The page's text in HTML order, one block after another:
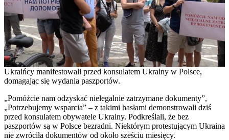
Ukraińcy manifestowali przed konsulatem Ukrainy w Polsce,
domagając się wydania paszportów.
„Pomóżcie nam odzyskać nielegalnie zatrzymane dokumenty”,
„Potrzebujemy wsparcia” – z takimi hasłami demonstrowali dziś
przed konsulatem obywatele Ukrainy. Podkreślali, że bez
paszportów są w Polsce bezradni. Niektórym protestującym Ukraina
nie zwróciła dokumentów od około sześciu miesięcy.